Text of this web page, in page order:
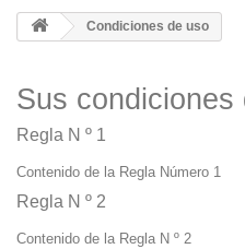
Condiciones de uso
Sus condiciones
Regla N º 1
Contenido de la Regla Número 1
Regla N º 2
Contenido de la Regla N º 2